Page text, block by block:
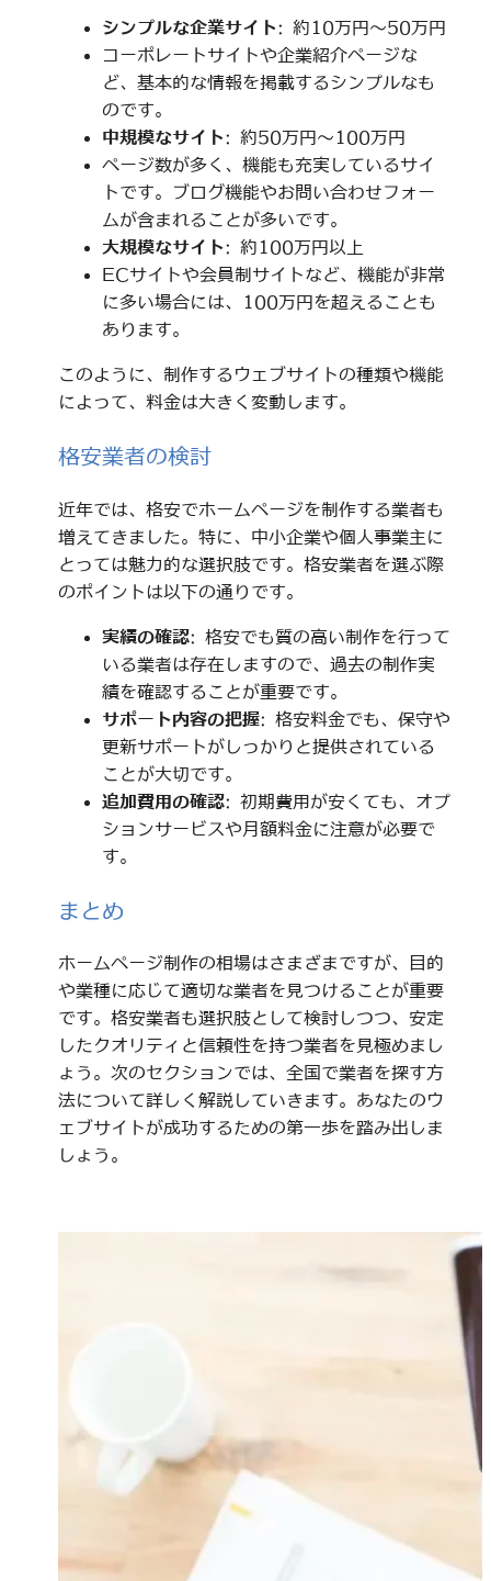
シンプルな企業サイト: 約10万円～50万円
コーポレートサイトや企業紹介ページな
ど、基本的な情報を掲載するシンプルなも
のです。
中規模なサイト: 約50万円～100万円
ページ数が多く、機能も充実しているサイ
トです。ブログ機能やお問い合わせフォー
ムが含まれることが多いです。
大規模なサイト: 約100万円以上
ECサイトや会員制サイトなど、機能が非常
に多い場合には、100万円を超えることも
あります。
このように、制作するウェブサイトの種類や機能
によって、料金は大きく変動します。
格安業者の検討
近年では、格安でホームページを制作する業者も
増えてきました。特に、中小企業や個人事業主に
とっては魅力的な選択肢です。格安業者を選ぶ際
のポイントは以下の通りです。
実績の確認: 格安でも質の高い制作を行って
いる業者は存在しますので、過去の制作実
績を確認することが重要です。
サポート内容の把握: 格安料金でも、保守や
更新サポートがしっかりと提供されている
ことが大切です。
追加費用の確認: 初期費用が安くても、オプ
ションサービスや月額料金に注意が必要で
す。
まとめ
ホームページ制作の相場はさまざまですが、目的
や業種に応じて適切な業者を見つけることが重要
です。格安業者も選択肢として検討しつつ、安定
したクオリティと信頼性を持つ業者を見極めまし
ょう。次のセクションでは、全国で業者を探す方
法について詳しく解説していきます。あなたのウ
ェブサイトが成功するための第一歩を踏み出しま
しょう。